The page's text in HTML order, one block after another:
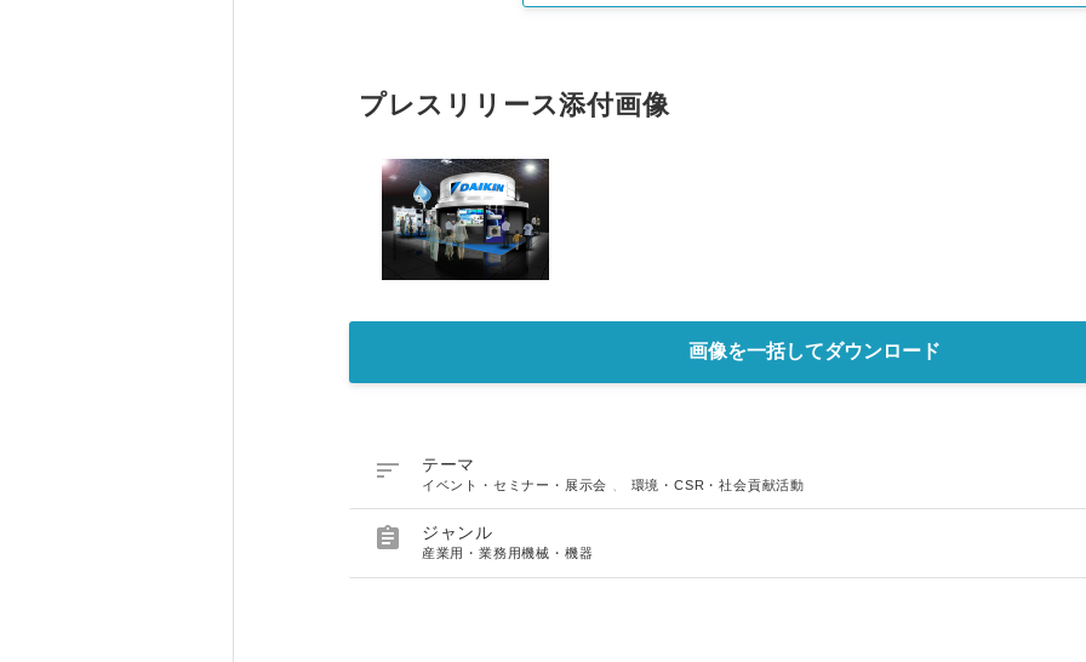
プレスリリース添付画像
画像を一括してダウンロード
 テーマ
イベント・セミナー・展示会 環境・CSR・社会貢献活動
 ジャンル
産業用・業務用機械・機器